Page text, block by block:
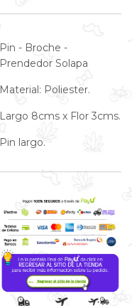
Pin - Broche -
Prendedor Solapa
Material: Poliester.
Largo 8cms x Flor 3cms.
Pin largo.